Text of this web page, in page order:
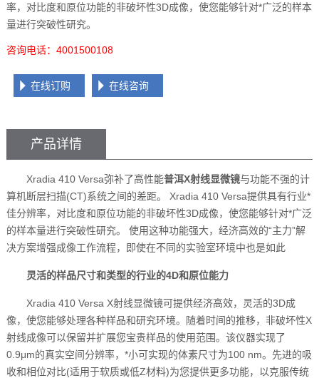
率，对比度和原位功能的非破坏性3D成像，使您能够针对*广泛的样本
量进行突破性研究。
咨询电话：4001500108
在线订购 在线咨询
产品详情
Xradia 410 Versa弥补了高性能普洱X射线显微镜与功能不强的计
算机断层扫描(CT)系统之间的差距。 Xradia 410 Versa提供具有行业*
佳分辨率，对比度和原位功能的非破坏性3D成像，使您能够针对*广泛
的样本量进行突破性研究。 使用这种功能强大，经济高效的“主力”解
决方案增强成像工作流程，即使在不同的实验室环境中也是如此
灵活的样品尺寸和类型的行业的4D和原位能力
Xradia 410 Versa X射线显微镜可提供经济高效，灵活的3D成
像，使您能够处理各种样品和研究环境。随着时间的推移，非破坏性X
射线成像可以保留并扩展您宝贵样品的使用范围。该仪器实现了
0.9μm的真实空间分辨率，*小可实现的体素尺寸为100 nm。先进的吸
收和相位对比(适用于软质或低Z材料)为您提供更多功能，以克服传统